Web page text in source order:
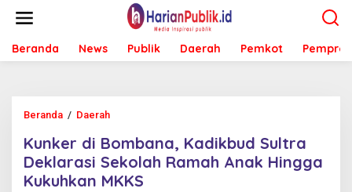
t
Beranda News Publik Daerah Pemkot Pemprov
Beranda / Daerah
n
k
e
r
Kunker di Bombana, Kadikbud Sultra
Deklarasi Sekolah Ramah Anak Hingga
Kukuhkan MKKS